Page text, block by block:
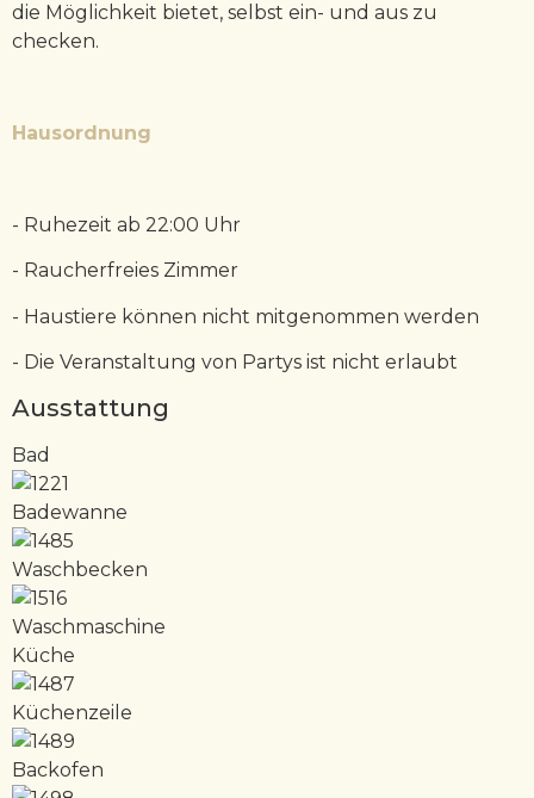
die Möglichkeit bietet, selbst ein- und aus zu
checken.
Hausordnung
- Ruhezeit ab 22:00 Uhr
- Raucherfreies Zimmer
- Haustiere können nicht mitgenommen werden
- Die Veranstaltung von Partys ist nicht erlaubt
Ausstattung
Bad
Badewanne
Waschbecken
Waschmaschine
Küche
Küchenzeile
Backofen